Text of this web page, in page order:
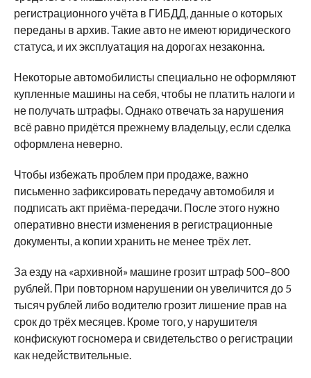
регистрационного учёта в ГИБДД, данные о которых
переданы в архив. Такие авто не имеют юридического
статуса, и их эксплуатация на дорогах незаконна.
Некоторые автомобилисты специально не оформляют
купленные машины на себя, чтобы не платить налоги и
не получать штрафы. Однако отвечать за нарушения
всё равно придётся прежнему владельцу, если сделка
оформлена неверно.
Чтобы избежать проблем при продаже, важно
письменно зафиксировать передачу автомобиля и
подписать акт приёма-передачи. После этого нужно
оперативно внести изменения в регистрационные
документы, а копии хранить не менее трёх лет.
За езду на «архивной» машине грозит штраф 500–800
рублей. При повторном нарушении он увеличится до 5
тысяч рублей либо водителю грозит лишение прав на
срок до трёх месяцев. Кроме того, у нарушителя
конфискуют госномера и свидетельство о регистрации
как недействительные.